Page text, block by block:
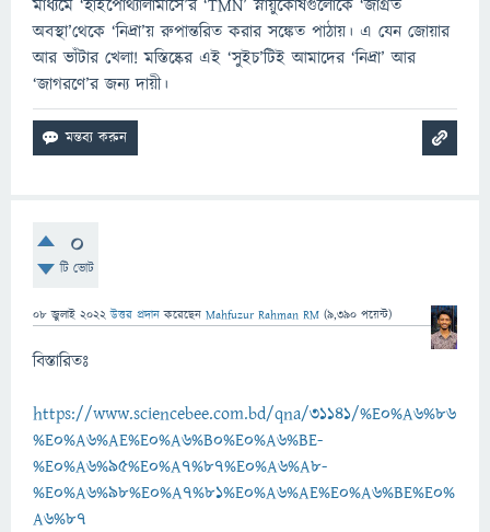
মাধ্যমে ‘হাইপোথ্যালামাসে’র ‘TMN’ স্নায়ুকোষগুলোকে ‘জাগ্রত
অবস্থা’থেকে ‘নিদ্রা’য় রুপান্তরিত করার সঙ্কেত পাঠায়। এ যেন জোয়ার
আর ভাঁটার খেলা! মস্তিষ্কের এই ‘সুইচ’টিই আমাদের ‘নিদ্রা’ আর
‘জাগরণে’র জন্য দায়ী।
0
টি ভোট
08 জুলাই 2022 উত্তর প্রদান করেছেন Mahfuzur Rahman RM (9,390 পয়েন্ট)
বিস্তারিতঃ
https://www.sciencebee.com.bd/qna/31141/%E0%A6%86
%E0%A6%AE%E0%A6%B0%E0%A6%BE-
%E0%A6%95%E0%A7%87%E0%A6%A8-
%E0%A6%98%E0%A7%81%E0%A6%AE%E0%A6%BE%E0%
A6%87